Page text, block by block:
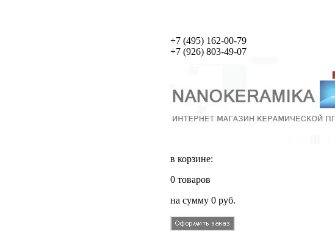
+7 (495)162-00-79
+7 (926)803-49-07
в корзине:
0товаров
на сумму 0руб.